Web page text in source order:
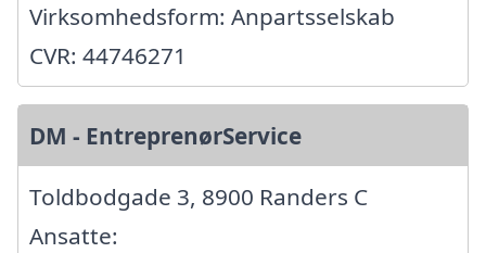
Virksomhedsform: Anpartsselskab
CVR: 44746271
DM - EntreprenørService
Toldbodgade 3, 8900 Randers C
Ansatte: